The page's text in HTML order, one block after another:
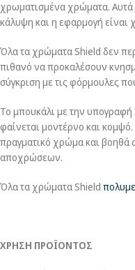
χρωματισμένα χρώματα.
κάλυψη και η εφαρμογή είναι
Όλα τα χρώματα Shield δεν
πιθανό να προκαλέσουν
σύγκριση με τις φόρμουλες
Το μπουκάλι με την
φαίνεται μοντέρνο και
πραγματικό χρώμα και βοηθά
αποχρώσεων.
Όλα τα χρώματα Shield
ΧΡΗΣΗ ΠΡΟΪΟΝΤΟΣ